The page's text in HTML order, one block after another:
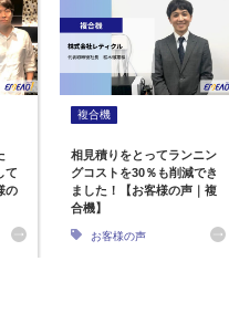
て
の
複合機
相見積りをとってランニン
グコストを30％も削減でき
ました！【お客様の声｜複
合機】
お客様の声